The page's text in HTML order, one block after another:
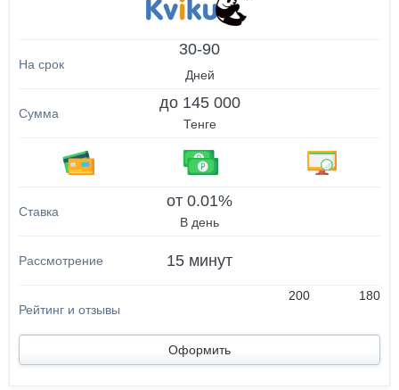
30-90
Дней
до 145 000
Тенге
от 0.01%
В день
15 минут
200 180
Оформить